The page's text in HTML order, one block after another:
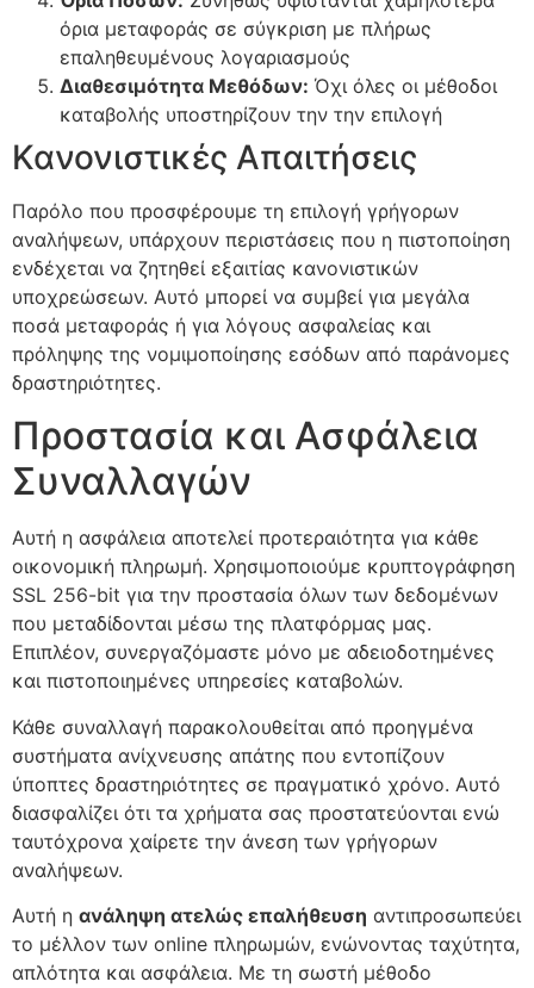
όρια μεταφοράς σε σύγκριση με πλήρως
επαληθευμένους λογαριασμούς
Διαθεσιμότητα Μεθόδων: Όχι όλες οι μέθοδοι
καταβολής υποστηρίζουν την την επιλογή
Κανονιστικές Απαιτήσεις
Παρόλο που προσφέρουμε τη επιλογή γρήγορων
αναλήψεων, υπάρχουν περιστάσεις που η πιστοποίηση
ενδέχεται να ζητηθεί εξαιτίας κανονιστικών
υποχρεώσεων. Αυτό μπορεί να συμβεί για μεγάλα
ποσά μεταφοράς ή για λόγους ασφαλείας και
πρόληψης της νομιμοποίησης εσόδων από παράνομες
δραστηριότητες.
Προστασία και Ασφάλεια
Συναλλαγών
Αυτή η ασφάλεια αποτελεί προτεραιότητα για κάθε
οικονομική πληρωμή. Χρησιμοποιούμε κρυπτογράφηση
SSL 256-bit για την προστασία όλων των δεδομένων
που μεταδίδονται μέσω της πλατφόρμας μας.
Επιπλέον, συνεργαζόμαστε μόνο με αδειοδοτημένες
και πιστοποιημένες υπηρεσίες καταβολών.
Κάθε συναλλαγή παρακολουθείται από προηγμένα
συστήματα ανίχνευσης απάτης που εντοπίζουν
ύποπτες δραστηριότητες σε πραγματικό χρόνο. Αυτό
διασφαλίζει ότι τα χρήματα σας προστατεύονται ενώ
ταυτόχρονα χαίρετε την άνεση των γρήγορων
αναλήψεων.
Αυτή η ανάληψη ατελώς επαλήθευση αντιπροσωπεύει
το μέλλον των online πληρωμών, ενώνοντας ταχύτητα,
απλότητα και ασφάλεια. Με τη σωστή μέθοδο